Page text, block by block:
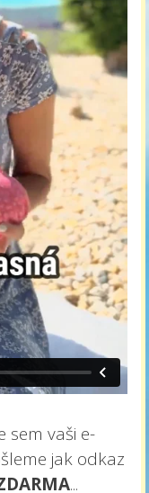
sem vaši e-
jak odkaz
...